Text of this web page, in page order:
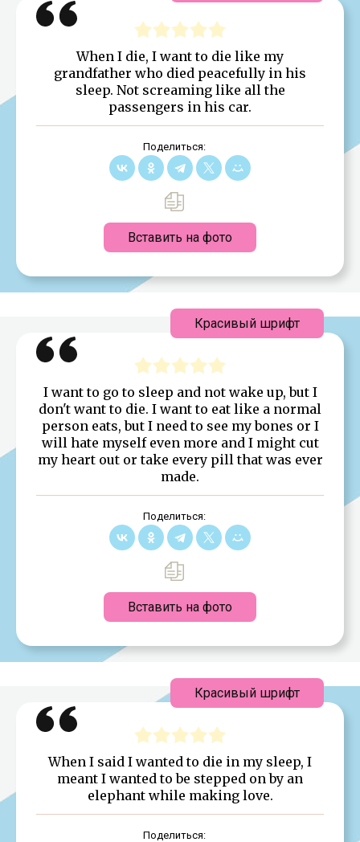
When I die, I want to die like my
grandfather who died peacefully in his
sleep. Not screaming like all the
passengers in his car.
Поделиться:
Вставить на фото
I want to go to sleep and not wake up, but I
don't want to die. I want to eat like a normal
person eats, but I need to see my bones or I
will hate myself even more and I might cut
my heart out or take every pill that was ever
made.
Поделиться:
Вставить на фото
Красивый шрифт
When I said I wanted to die in my sleep, I
meant I wanted to be stepped on by an
elephant while making love.
Поделиться:
Красивый шрифт